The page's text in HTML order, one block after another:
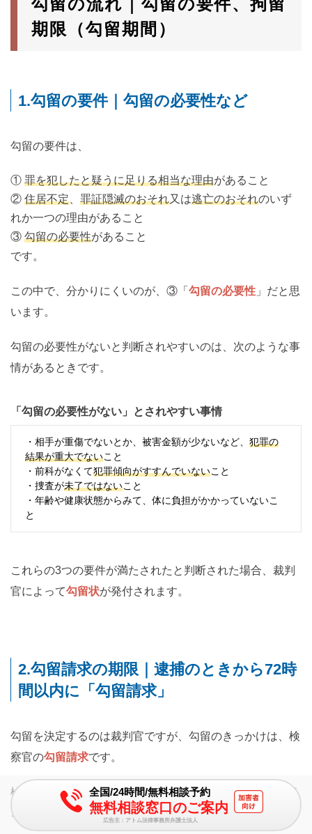
勾留の流れ｜勾留の要件、拘留
期限（勾留期間）
1.勾留の要件｜勾留の必要性など
勾留の要件は、
① 罪を犯したと疑うに足りる相当な理由があること
② 住居不定 罪証隠滅のおそれ又は逃亡のおそれのいず
れか一つの理由があること
③ 勾留の必要性があること
です。
この中で、分かりにくいのが、③「 勾留の必要性 」だと思
います。
勾留の必要性がないと判断されやすいのは、次のような事
情があるときです。
「勾留の必要性がない」とされやすい事情
・相手が重傷でないとか、被害金額が少ないなど、 犯罪の
結果が重大でないこと
・前科がなくて犯罪傾向がすすんでいないこと
・捜査が未了ではないこと
・年齢や健康状態からみて、体に負担がかかっていないこ
と
これらの3つの要件が満たされたと判断された場合、裁判
官によって勾留状が発付されます。
2.勾留請求の期限｜逮捕のときから72時
間以内に「勾留請求」
勾留を決定するのは裁判官ですが、勾留のきっかけは、検
察官の勾留請求です。
検察官の勾留請求なくして、裁判官に勾留の決定がされる
ことはありません。。
全国/24時間/無料相談予約
無料相談窓口のご案内
広告主：アトム法律事務所弁護士法人